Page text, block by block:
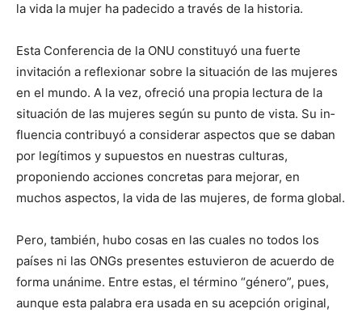
la vida la mujer ha padecido a través de la historia.
Esta Conferencia de la ONU constituyó una fuerte
invitación a reflexionar sobre la situación de las mujeres
en el mundo. A la vez, ofreció una propia lectura de la
situación de las mujeres según su punto de vista. Su in­
fluencia contribuyó a considerar aspectos que se daban
por legítimos y supuestos en nuestras culturas,
proponiendo acciones concretas para mejorar, en
muchos aspectos, la vida de las mujeres, de for­ma global.
Pero, también, hubo cosas en las cuales no todos los
países ni las ONGs presentes estuvieron de acuerdo de
forma unánime. Entre estas, el término “género”, pues,
aunque esta palabra era usada en su acepción original,